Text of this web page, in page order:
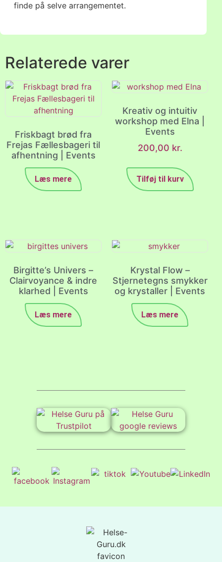
finde på selve arrangementet.
Relaterede varer
Friskbagt brød fra
Frejas Fællesbageri til
afhentning | Events
Læs mere
Kreativ og intuitiv
workshop med Elna |
Events
200,00 kr.
Tilføj til kurv
Birgitte’s Univers –
Clairvoyance & indre
klarhed | Events
Læs mere
Krystal Flow –
Stjernetegns smykker
og krystaller | Events
Læs mere